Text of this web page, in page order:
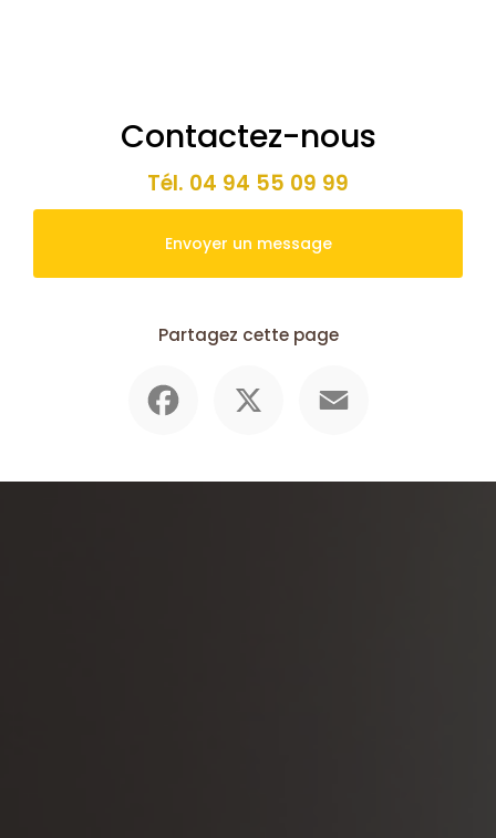
Contactez-nous
Tél. 04 94 55 09 99
Envoyer un message
Partagez cette page